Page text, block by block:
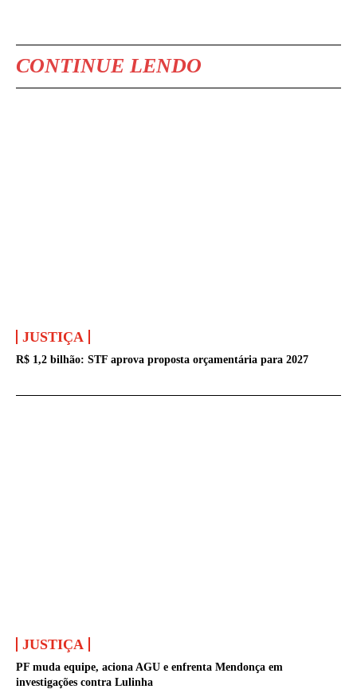
CONTINUE LENDO
JUSTIÇA
R$ 1,2 bilhão: STF aprova proposta orçamentária para 2027
JUSTIÇA
PF muda equipe, aciona AGU e enfrenta Mendonça em
investigações contra Lulinha